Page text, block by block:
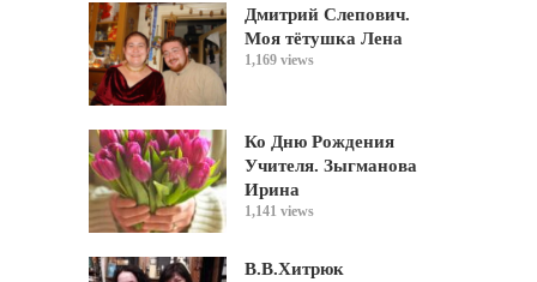
Дмитрий Слепович.
Моя тётушка Лена
1,169 views
Ко Дню Рождения
Учителя. Зыгманова
Ирина
1,141 views
В.В.Хитрюк